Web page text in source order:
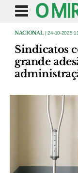
NACIONAL| 24-10-2025
Sindicatos
grande